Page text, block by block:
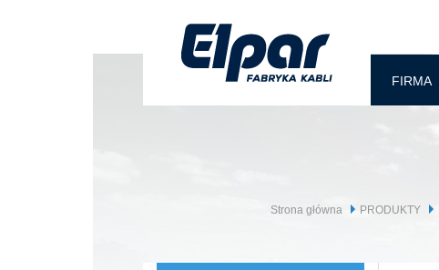
FIRMA
Strona główna PRODUKTY